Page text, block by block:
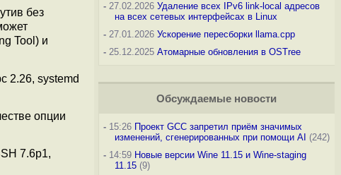
без
Tool) и
2.26, systemd
опции
7.6p1,
-27.02.2026 Удаление всех IPv6 link-local адресов
на всех сетевых интерфейсах в Linux
-27.01.2026 Ускорение пересборки llama.cpp
-25.12.2025 Атомарные обновления в OSTree
Обсуждаемые новости
-15:26 Проект GCC запретил приём значимых
изменений, сгенерированных при помощи AI (242)
-14:59 Новые версии Wine 11.15 и Wine-staging
11.15(9)